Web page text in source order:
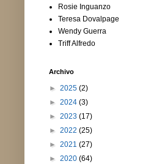
Rosie Inguanzo
Teresa Dovalpage
Wendy Guerra
Triff Alfredo
Archivo
► 2025 (2)
► 2024 (3)
► 2023 (17)
► 2022 (25)
► 2021 (27)
► 2020 (64)